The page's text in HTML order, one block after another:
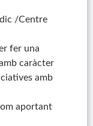
/Centre
fer una
caràcter
amb
aportant